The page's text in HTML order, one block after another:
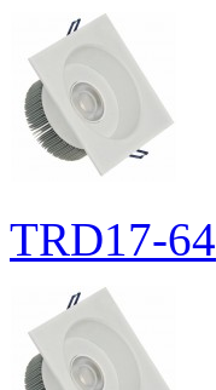
TRD17-64